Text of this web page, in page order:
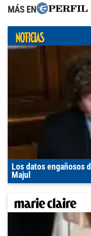
MÁS EN
Los datos engañosos
Majul